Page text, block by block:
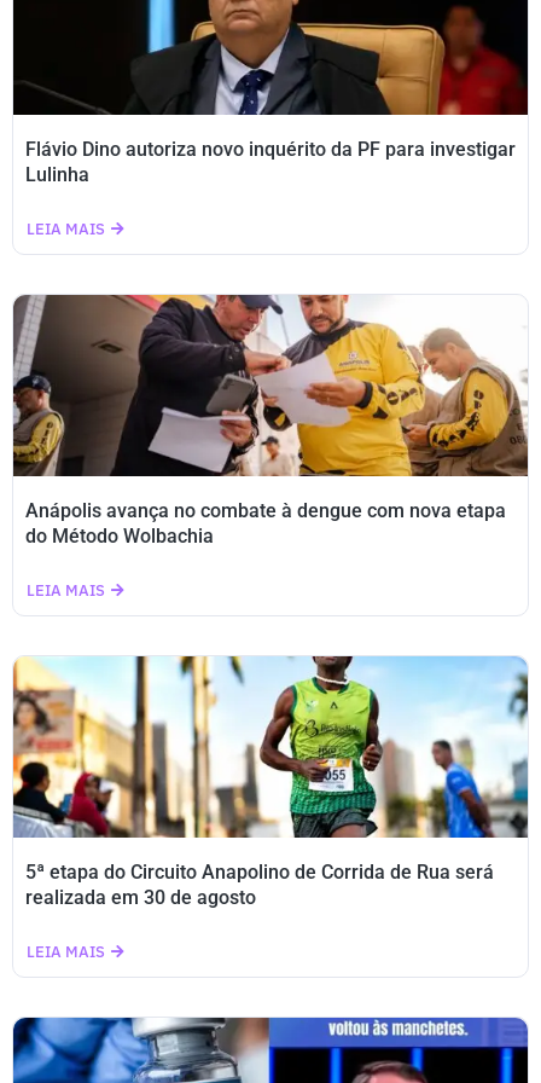
Flávio Dino autoriza novo inquérito da PF para investigar
Lulinha
LEIA MAIS
Anápolis avança no combate à dengue com nova etapa
do Método Wolbachia
LEIA MAIS
5ª etapa do Circuito Anapolino de Corrida de Rua será
realizada em 30 de agosto
LEIA MAIS